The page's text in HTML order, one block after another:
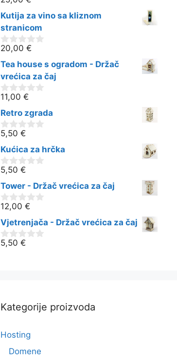
0
o
d
5
Kutija za vino sa kliznom
stranicom
0
o
d
5
20,00 €
Tea house s ogradom - Držač
vrećica za čaj
0
o
d
5
11,00 €
Retro zgrada
0
o
d
5
5,50 €
Kućica za hrčka
0
o
d
5
5,50 €
Tower - Držač vrećica za čaj
0
o
d
5
12,00 €
Vjetrenjača - Držač vrećica za čaj
0
5,50 €
Kategorije proizvoda
Hosting
Domene